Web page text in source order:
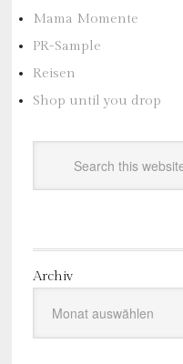
Mama Momente
PR-Sample
Reisen
Shop until you drop
Archiv